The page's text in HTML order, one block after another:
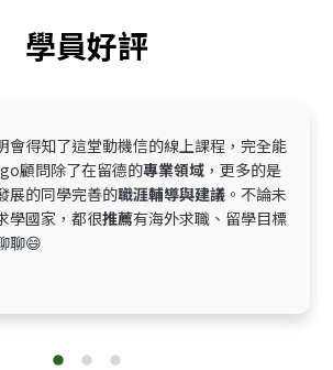
學員好評
會得知了這堂動機信的線上課程，完全能
顧問除了在留德的專業領域 ，更多的是
展的同學完善的職涯輔導與建議 。不論未
學國家，都很推薦有海外求職、留學目標
聊😄